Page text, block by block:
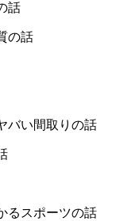
話
の話
バい間取りの話
るスポーツの話